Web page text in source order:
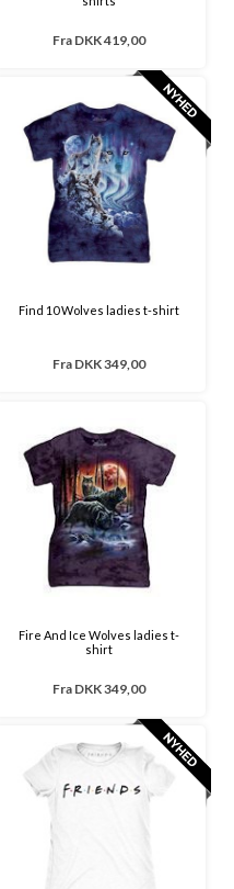
Fra DKK 419,00
Find 10 Wolves ladies t-shirt
Fra DKK 349,00
Fire And Ice Wolves ladies t-
shirt
Fra DKK 349,00